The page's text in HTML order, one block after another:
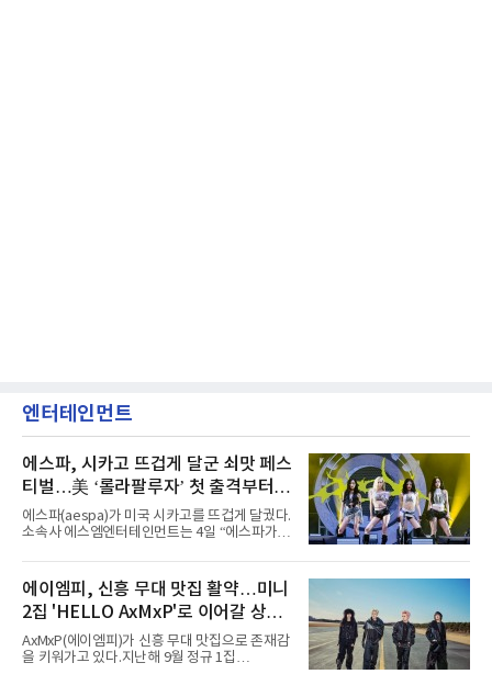
엔터테인먼트
에스파, 시카고 뜨겁게 달군 쇠맛 페스
티벌…美 ‘롤라팔루자’ 첫 출격부터
증명한 존재감
에스파(aespa)가 미국 시카고를 뜨겁게 달궜다.
소속사 에스엠엔터테인먼트는 4일 “에스파가
서 열린 ‘롤라팔루자 시카고’(Lollapalooza
Chicago)의 알리안츠 스테이지에 올랐다”며
“총 14곡으로 구성된 세트리스트를 선사, 데뷔 7
년 차다운 노련한 무대 매너와 파워풀한 에너지
로 현장의 분위기를 압도했다”고 밝혔다.1991
년 시작된 ‘롤라팔루자’는 8개 스테이지, 170여
팀의 아티스트와 40만 명 이상의 관객이 운집하
에이엠피, 신흥 무대 맛집 활약…미니
2집 'HELLO AxMxP'로 이어갈 상승
세
AxMxP(에이엠피)가 신흥 무대 맛집으로 존재감
을 키워가고 있다.지난해 9월 정규 1집